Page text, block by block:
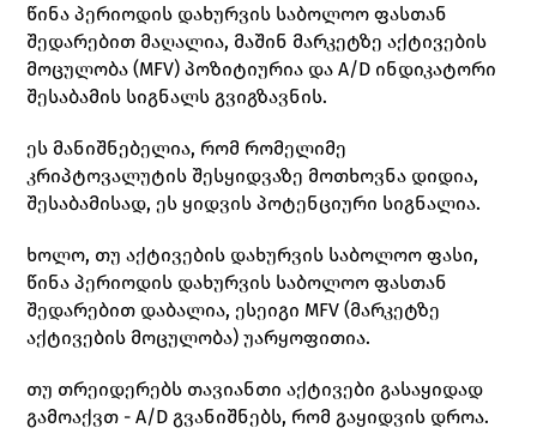
წინა პერიოდის დახურვის საბოლოო ფასთან
შედარებით მაღალია, მაშინ მარკეტზე აქტივების
მოცულობა (MFV) პოზიტიურია და A/D ინდიკატორი
შესაბამის სიგნალს გვიგზავნის.
ეს მანიშნებელია, რომ რომელიმე
კრიპტოვალუტის შესყიდვაზე მოთხოვნა დიდია,
შესაბამისად, ეს ყიდვის პოტენციური სიგნალია.
ხოლო, თუ აქტივების დახურვის საბოლოო ფასი,
წინა პერიოდის დახურვის საბოლოო ფასთან
შედარებით დაბალია, ესეიგი MFV (მარკეტზე
აქტივების მოცულობა) უარყოფითია.
თუ თრეიდერებს თავიანთი აქტივები გასაყიდად
გამოაქვთ - A/D გვანიშნებს, რომ გაყიდვის დროა.